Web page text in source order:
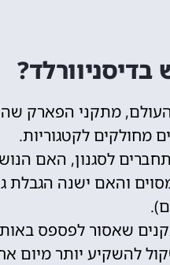
בדיסניוורלד?
מתקני הפארק
מחולקים לקטגוריות.
לסגנון, האם
והאם ישנה הגבלת
שאסור לפספס
להשקיע יותר מיום